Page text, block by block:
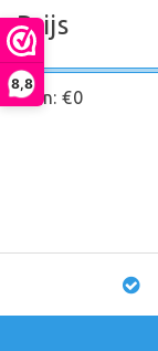
8,8
Prijs
Min: €0